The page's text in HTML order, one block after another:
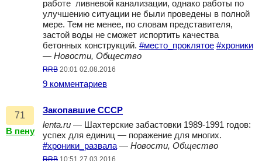
работе ливневой канализации, однако работы по
улучшению ситуации не были проведены в полной
мере. Тем не менее, по словам представителя,
застой воды не сможет испортить качества
бетонных конструкций. #место_проклятое #хроники
— Новости, Общество
RRB 20:01 02.08.2016
9 комментариев
71
В пену
Закопавшие СССР
lenta.ru — Шахтерские забастовки 1989-1991 годов:
успех для единиц — поражение для многих.
#хроники_развала — Новости, Общество
RRB 10:51 27.03.2016